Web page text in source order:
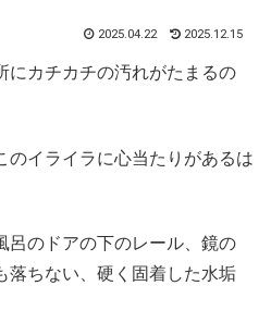
2025.04.22 2025.12.15
にカチカチの汚れがたまるの
のイライラに心当たりがあるは
呂のドアの下のレール、鏡の
落ちない、硬く固着した水垢